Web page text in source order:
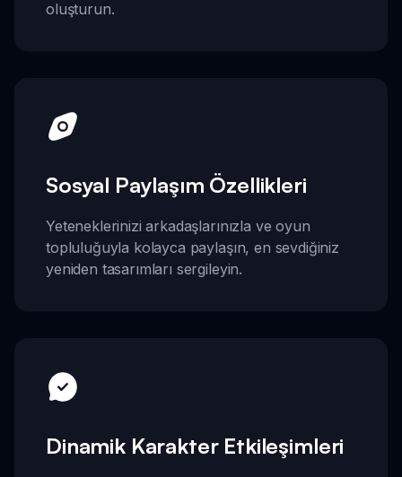
oluşturun.
Sosyal Paylaşım Özellikleri
Yeteneklerinizi arkadaşlarınızla ve oyun
topluluğuyla kolayca paylaşın, en sevdiğiniz
yeniden tasarımları sergileyin.
Dinamik Karakter Etkileşimleri